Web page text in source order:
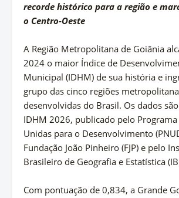
recorde histórico para a região e
o Centro-Oeste
A Região Metropolitana de Goiânia
2024 o maior Índice de
Municipal (IDHM) de sua história e
grupo das cinco regiões
desenvolvidas do Brasil. Os dados
IDHM 2026, publicado pelo Programa
Unidas para o Desenvolvimento
Fundação João Pinheiro (FJP) e pelo
Brasileiro de Geografia e Estatística
Com pontuação de 0,834, a Grande